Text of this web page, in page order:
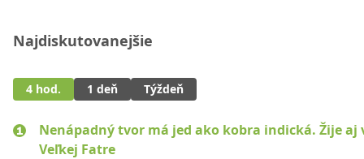
Najdiskutovanejšie
4 hod. 1 deň Týždeň
Nenápadný tvor má jed ako kobra indická. Žije aj
Veľkej Fatre